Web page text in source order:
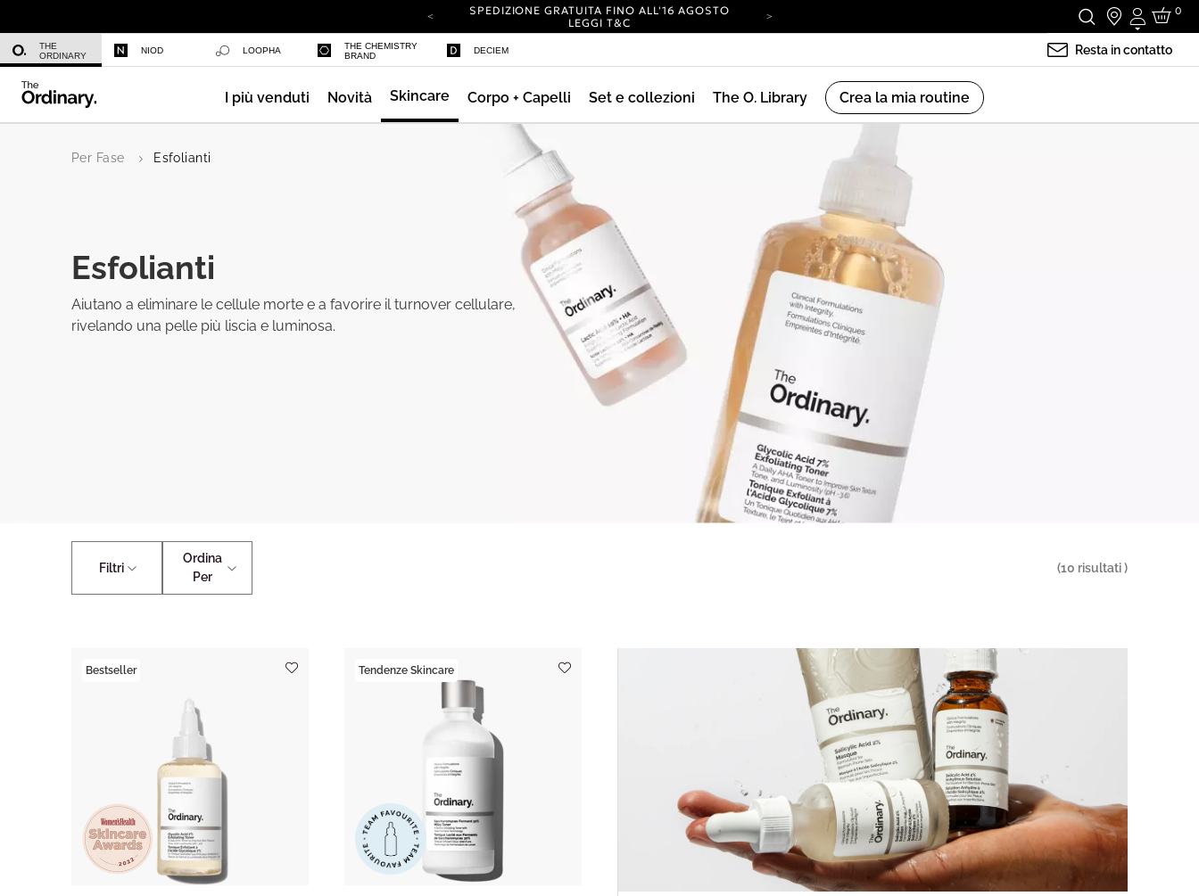
SPEDIZIONE GRATUITA FINO ALL'16 AGOSTO
LEGGI T&C
ACCEDI PER SCOPRIRE LE NOVITÀ.
SPEDIZIONE GRATUITA FINO ALL'16 AGOSTO
LEGGI T&C
IL TUO ACCOUNT HA UN NUOVO LOOK.
ACCEDI PER SCOPRIRE LE NOVITÀ.
SPEDIZIONE A IMPATTO ZERO SU TUTTI GLI
Accedi
0
THE
ORDINARY
NIOD LOOPHA
THE CHEMISTRY
BRAND
DECIEM Resta in contatto
I più venduti Novità Skincare Corpo + Capelli Set e collezioni The O. Library Crea la mia routine
Per Fase Esfolianti
Esfolianti
Aiutano a eliminare le cellule morte e a favorire il turnover cellulare,
rivelando una pelle più liscia e luminosa.
Filtri
Ordina
Per
(10 risultati )
Bestseller Tendenze Skincare
Azelaic Acid Suspension 10%